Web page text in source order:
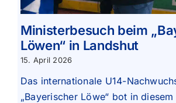
Ministerbesuch beim
Löwen“ in Landshut
15. April 2026
Das internationale U14-
„Bayerischer Löwe“ bot in